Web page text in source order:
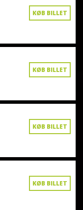
KØB BILLET
KØB BILLET
KØB BILLET
KØB BILLET